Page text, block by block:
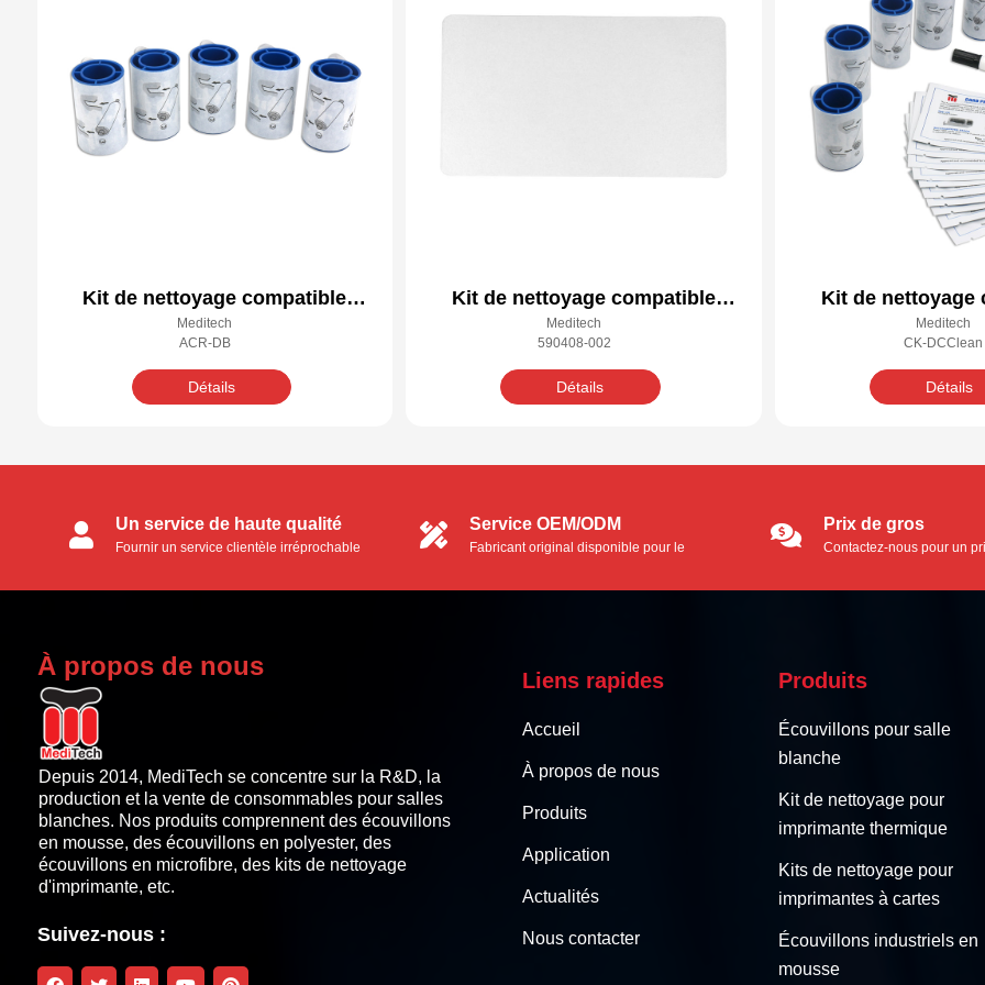
Kit de nettoyage compatible
Datacard 569946-001
Meditech
ACR-DB
Détails
Kit de nettoyage compatible
Datacard 590408-002
Meditech
590408-002
Détails
Kit de nettoyage
DatacardMeditech
CK-DCClean
Détails
Un service de haute qualité
Fournir un service clientèle irréprochable
Service OEM/ODM
Fabricant original disponible pour le
Prix de gros
Contactez-nous pour un
À propos de nous
Depuis 2014, MediTech se concentre sur la R&D, la
production et la vente de consommables pour salles
blanches. Nos produits comprennent des écouvillons
en mousse, des écouvillons en polyester, des
écouvillons en microfibre, des kits de nettoyage
d'imprimante, etc.
Suivez-nous :
Liens rapides
Accueil
À propos de nous
Produits
Application
Actualités
Nous contacter
Produits
Écouvillons pour salle
blanche
Kit de nettoyage pour
imprimante thermique
Kits de nettoyage pour
imprimantes à cartes
Écouvillons industriels en
mousse